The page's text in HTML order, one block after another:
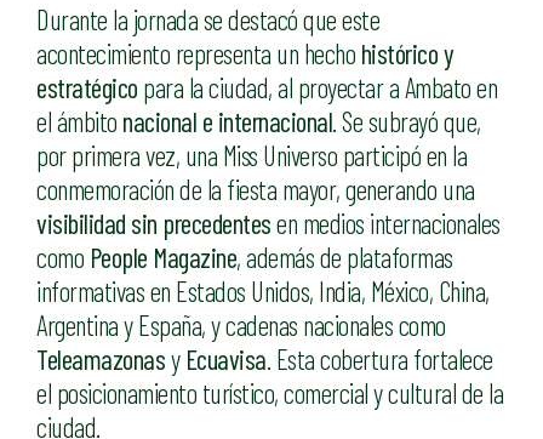
Durante la jornada se destacó que este
acontecimiento representa un hecho histórico y
estratégico para la ciudad, al proyectar a Ambato en
el ámbito nacional e internacional . Se subrayó que,
por primera vez, una Miss Universo participó en la
conmemoración de la fiesta mayor, generando una
visibilidad sin precedentesen medios internacionales
como People Magazine, además de plataformas
informativas en Estados Unidos, India, México, China,
Argentina y España, y cadenas nacionales como
Teleamazonasy Ecuavisa . Esta cobertura fortalece
el posicionamiento turístico, comercial y cultural de la
ciudad.